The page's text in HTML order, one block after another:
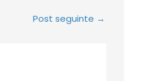
Post seguinte →